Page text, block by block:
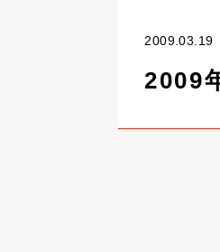
2009.03.19
2009